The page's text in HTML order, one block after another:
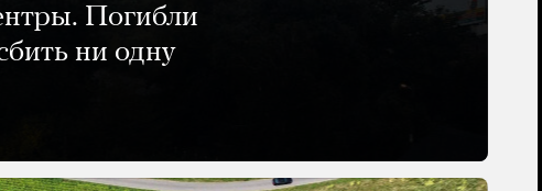
Погибли
ни одну